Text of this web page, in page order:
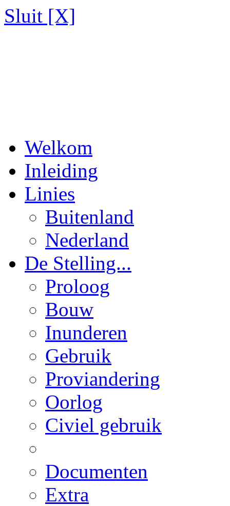
Sluit [X]
Welkom
Inleiding
Linies
Buitenland
Nederland
De Stelling...
Proloog
Bouw
Inunderen
Gebruik
Proviandering
Oorlog
Civiel gebruik
Documenten
Extra